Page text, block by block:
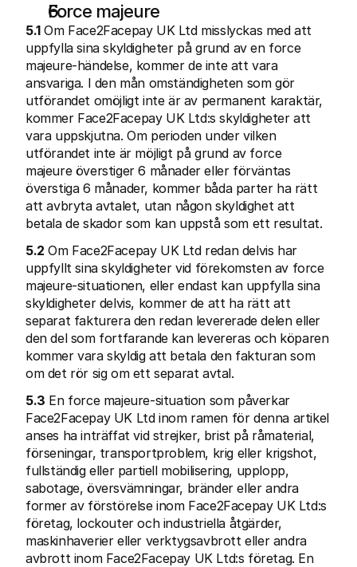
Force majeure
5.1 Om Face2Facepay UK Ltd misslyckas med att
uppfylla sina skyldigheter på grund av en force
majeure-händelse, kommer de inte att vara
ansvariga. I den mån omständigheten som gör
utförandet omöjligt inte är av permanent karaktär,
kommer Face2Facepay UK Ltd:s skyldigheter att
vara uppskjutna. Om perioden under vilken
utförandet inte är möjligt på grund av force
majeure överstiger 6 månader eller förväntas
överstiga 6 månader, kommer båda parter ha rätt
att avbryta avtalet, utan någon skyldighet att
betala de skador som kan uppstå som ett resultat.
5.2 Om Face2Facepay UK Ltd redan delvis har
uppfyllt sina skyldigheter vid förekomsten av force
majeure-situationen, eller endast kan uppfylla sina
skyldigheter delvis, kommer de att ha rätt att
separat fakturera den redan levererade delen eller
den del som fortfarande kan levereras och köparen
kommer vara skyldig att betala den fakturan som
om det rör sig om ett separat avtal.
5.3 En force majeure-situation som påverkar
Face2Facepay UK Ltd inom ramen för denna artikel
anses ha inträffat vid strejker, brist på råmaterial,
förseningar, transportproblem, krig eller krigshot,
fullständig eller partiell mobilisering, upplopp,
sabotage, översvämningar, bränder eller andra
former av förstörelse inom Face2Facepay UK Ltd:s
företag, lockouter och industriella åtgärder,
maskinhaverier eller verktygsavbrott eller andra
avbrott inom Face2Facepay UK Ltd:s företag. En